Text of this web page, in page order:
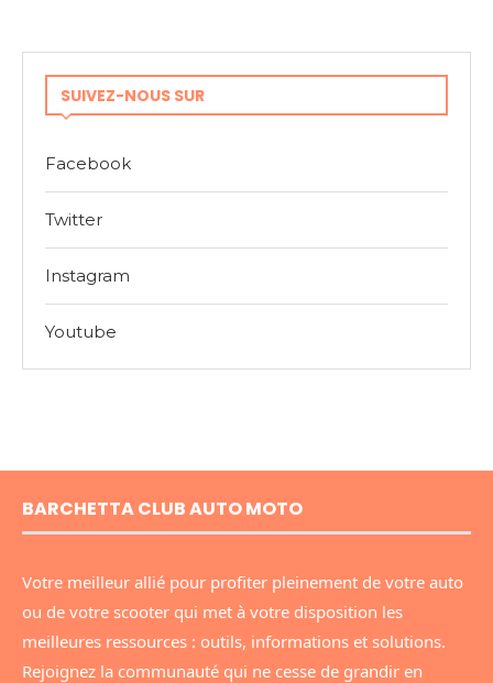
SUIVEZ-NOUS SUR
Facebook
Twitter
Instagram
Youtube
BARCHETTA CLUB AUTO MOTO
Votre meilleur allié pour profiter pleinement de votre auto
ou de votre scooter qui met à votre disposition les
meilleures ressources : outils, informations et solutions.
Rejoignez la communauté qui ne cesse de grandir en